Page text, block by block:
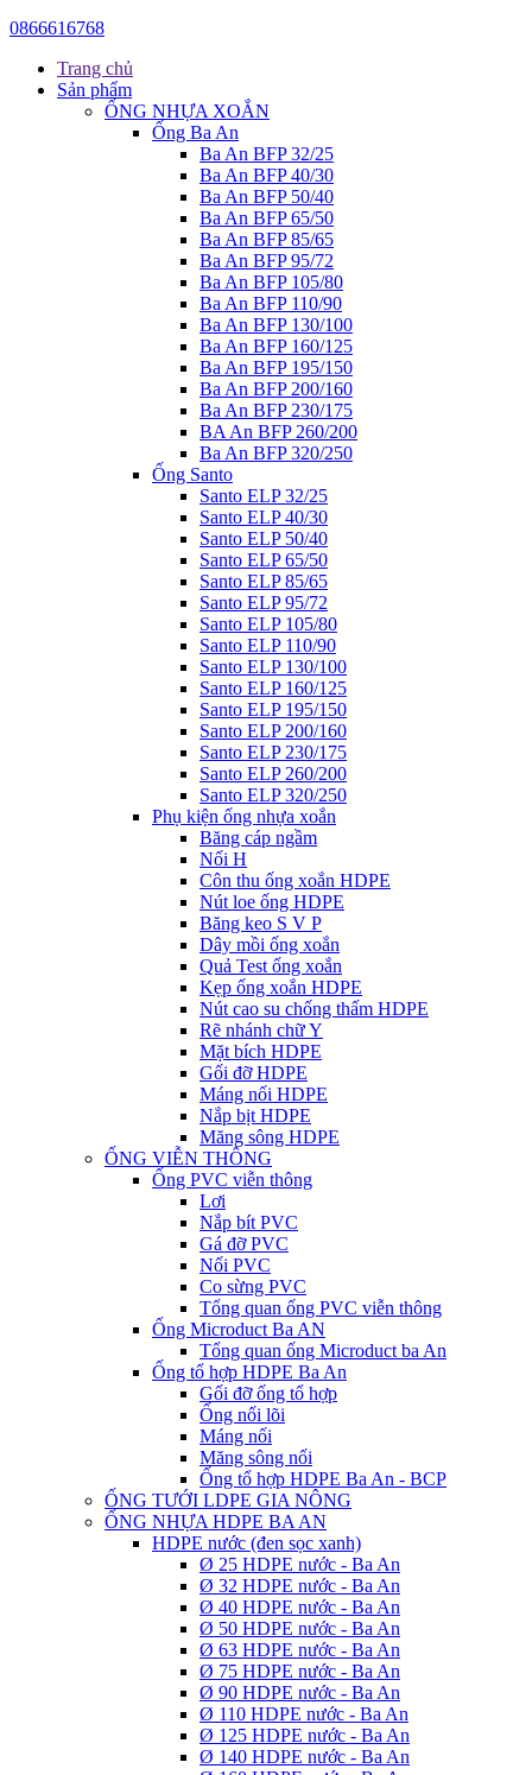
0866616768
Trang chủ
Sản phẩm
ỐNG NHỰA XOẮN
Ống Ba An
Ba An BFP 32/25
Ba An BFP 40/30
Ba An BFP 50/40
Ba An BFP 65/50
Ba An BFP 85/65
Ba An BFP 95/72
Ba An BFP 105/80
Ba An BFP 110/90
Ba An BFP 130/100
Ba An BFP 160/125
Ba An BFP 195/150
Ba An BFP 200/160
Ba An BFP 230/175
BA An BFP 260/200
Ba An BFP 320/250
Ống Santo
Santo ELP 32/25
Santo ELP 40/30
Santo ELP 50/40
Santo ELP 65/50
Santo ELP 85/65
Santo ELP 95/72
Santo ELP 105/80
Santo ELP 110/90
Santo ELP 130/100
Santo ELP 160/125
Santo ELP 195/150
Santo ELP 200/160
Santo ELP 230/175
Santo ELP 260/200
Santo ELP 320/250
Phụ kiện ống nhựa xoắn
Băng cáp ngầm
Nối H
Côn thu ống xoắn HDPE
Nút loe ống HDPE
Băng keo S V P
Dây mồi ống xoắn
Quả Test ống xoắn
Kẹp ống xoắn HDPE
Nút cao su chống thấm HDPE
Rẽ nhánh chữ Y
Mặt bích HDPE
Gối đỡ HDPE
Máng nối HDPE
Nắp bịt HDPE
Măng sông HDPE
ỐNG VIỄN THÔNG
Ống PVC viễn thông
Lơi
Nắp bít PVC
Gá đỡ PVC
Nối PVC
Co sừng PVC
Tổng quan ống PVC viễn thông
Ống Microduct Ba AN
Tổng quan ống Microduct ba An
Ống tổ hợp HDPE Ba An
Gối đỡ ống tổ hợp
Ống nối lõi
Máng nối
Măng sông nối
Ống tổ hợp HDPE Ba An - BCP
ỐNG TƯỚI LDPE GIA NÔNG
ỐNG NHỰA HDPE BA AN
HDPE nước (đen sọc xanh)
Ø 25 HDPE nước - Ba An
Ø 32 HDPE nước - Ba An
Ø 40 HDPE nước - Ba An
Ø 50 HDPE nước - Ba An
Ø 63 HDPE nước - Ba An
Ø 75 HDPE nước - Ba An
Ø 90 HDPE nước - Ba An
Ø 110 HDPE nước - Ba An
Ø 125 HDPE nước - Ba An
Ø 140 HDPE nước - Ba An